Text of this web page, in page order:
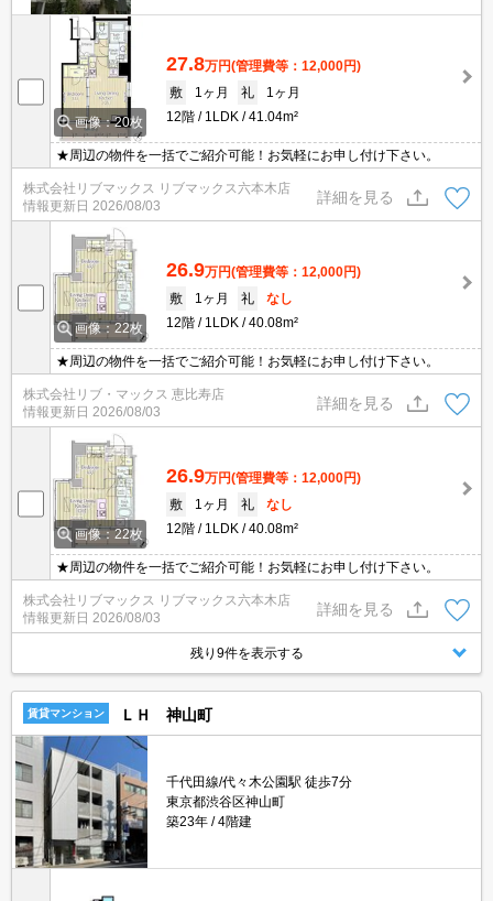
画像：20枚
27.8万円(管理費等：12,000円)
敷
1ヶ月 礼
1ヶ月
12階
1LDK 41.04m²
★周辺の物件を一括でご紹介可能！お気軽にお申し付け下さい。
株式会社リブマックス リブマックス六本木店
情報更新日 2026/08/03
詳細を見る
画像：22枚
26.9万円(管理費等：12,000円)
敷
1ヶ月 礼
なし
12階
1LDK 40.08m²
★周辺の物件を一括でご紹介可能！お気軽にお申し付け下さい。
株式会社リブ・マックス 恵比寿店
情報更新日 2026/08/03
詳細を見る
画像：22枚
26.9万円(管理費等：12,000円)
敷
1ヶ月 礼
なし
12階
1LDK 40.08m²
★周辺の物件を一括でご紹介可能！お気軽にお申し付け下さい。
株式会社リブマックス リブマックス六本木店
情報更新日 2026/08/03
詳細を見る
残り9件を表示する
賃貸マンション ＬＨ 神山町
千代田線/代々木公園駅 徒歩7分
東京都渋谷区神山町
築23年
4階建